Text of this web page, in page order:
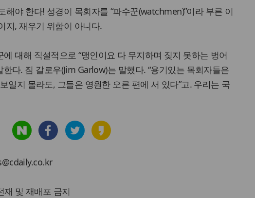
해야 한다! 성경이 목회자를 “파수꾼(watchmen)”이라 부른 이
지, 재우기 위함이 아니다.
대해 직설적으로 “맹인이요 다 무지하며 짖지 못하는 벙어
한다. 짐 갈로우(Jim Garlow)는 말했다. “용기있는 목회자들은
일지 몰라도, 그들은 영원한 오른 편에 서 있다”고. 우리는 국
및 재배포 금지